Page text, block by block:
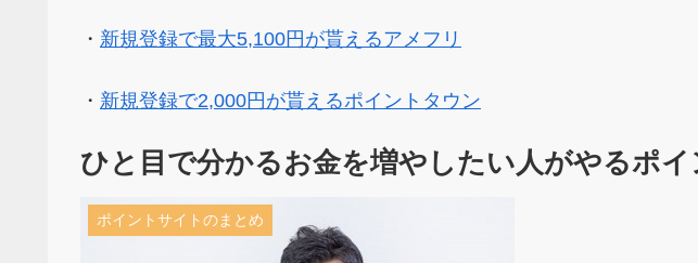
・ 新規登録で最大5,100円が貰えるアメフリ
・ 新規登録で2,000円が貰えるポイントタウン
ひと目で分かるお金を増やしたい人がやるポ
ポイントサイトのまとめ